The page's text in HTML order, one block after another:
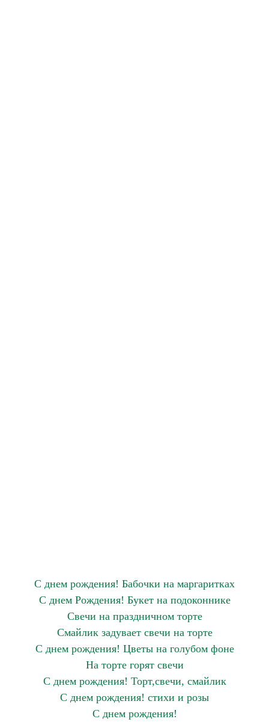
С днем рождения! Бабочки на маргаритках
С днем Рождения! Букет на подоконнике
Свечи на праздничном торте
Смайлик задувает свечи на торте
С днем рождения! Цветы на голубом фоне
На торте горят свечи
С днем рождения! Торт,свечи, смайлик
С днем рождения! стихи и розы
С днем рождения!